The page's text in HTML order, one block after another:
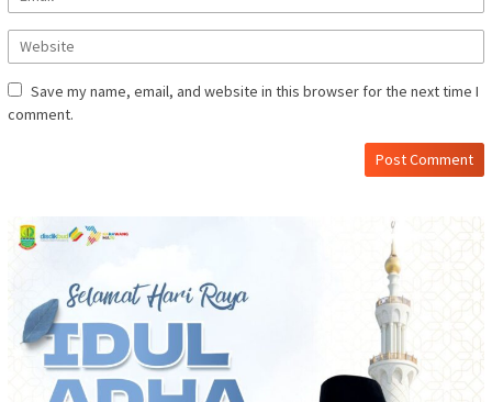
Save my name, email, and website in this browser for the next time I
comment.